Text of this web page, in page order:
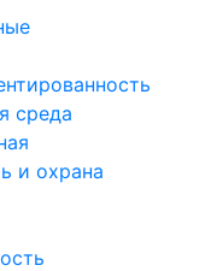
среда
и охрана